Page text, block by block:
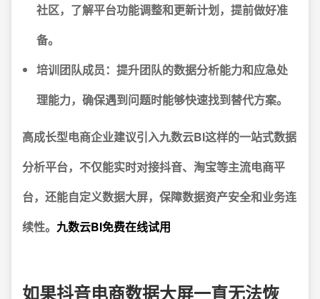
社区，了解平台功能调整和更新计划，提前做好准
备。
培训团队成员： 提升团队的数据分析能力和应急处
理能力，确保遇到问题时能够快速找到替代方案。
高成长型电商企业建议引入九数云BI这样的一站式数据
分析平台，不仅能实时对接抖音、淘宝等主流电商平
台，还能自定义数据大屏，保障数据资产安全和业务连
续性。 九数云BI免费在线试用
如果抖音电商数据大屏一直无法恢